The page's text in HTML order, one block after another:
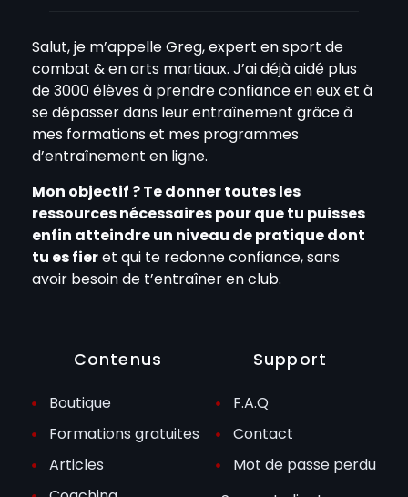
Salut, je m’appelle Greg, expert en sport de
combat & en arts martiaux. J’ai déjà aidé plus
de 3000 élèves à prendre confiance en eux et à
se dépasser dans leur entraînement grâce à
mes formations et mes programmes
d’entraînement en ligne.
Mon objectif ? Te donner toutes les
ressources nécessaires pour que tu puisses
enfin atteindre un niveau de pratique dont
tu es fieret qui te redonne confiance, sans
avoir besoin de t’entraîner en club.
Contenus
Boutique
Formations gratuites
Articles
Support
F.A.Q
Contact
Mot de passe perdu